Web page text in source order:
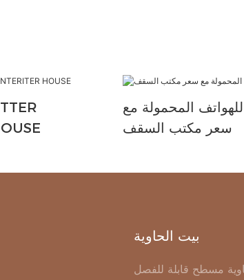
المحمولة مع
سعر مكتب السقف
بيت الحاوية
مسطح قابلة للفصل